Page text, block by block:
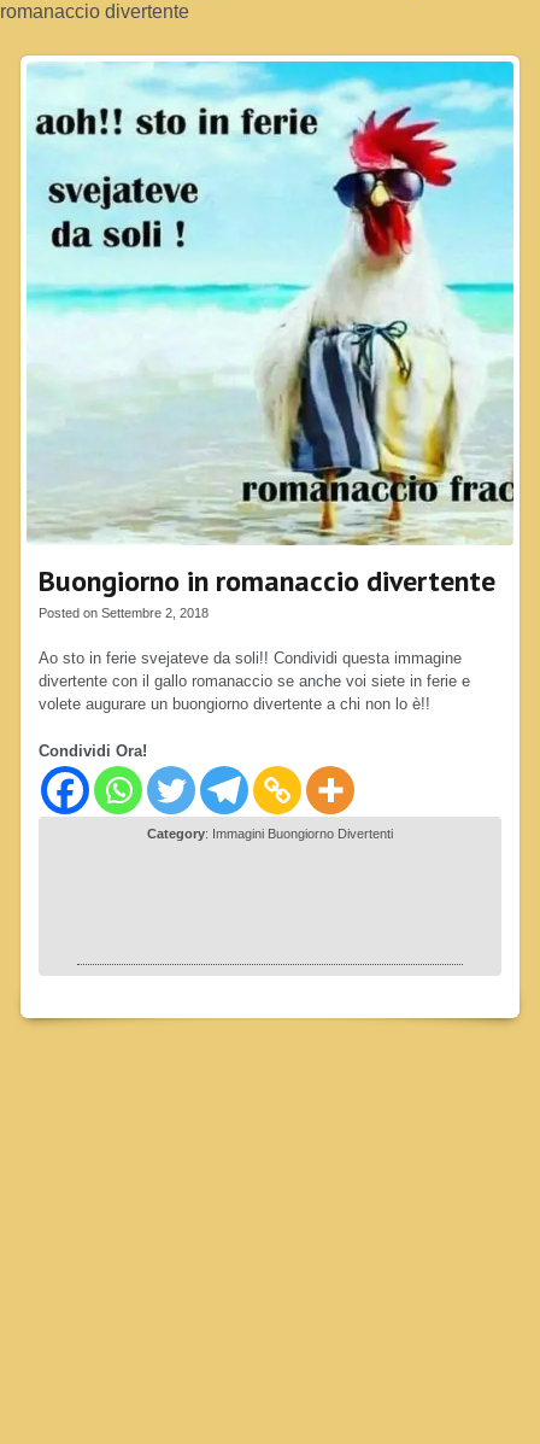
romanaccio divertente
Buongiorno in romanaccio divertente
Posted on Settembre 2, 2018
Ao sto in ferie svejateve da soli!! Condividi questa immagine
divertente con il gallo romanaccio se anche voi siete in ferie e
volete augurare un buongiorno divertente a chi non lo è!!
Condividi Ora!
Category: Immagini Buongiorno Divertenti